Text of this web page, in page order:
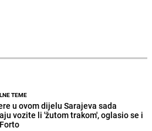
TEME
u ovom dijelu Sarajeva sada
vozite li 'žutom trakom', oglasio se i